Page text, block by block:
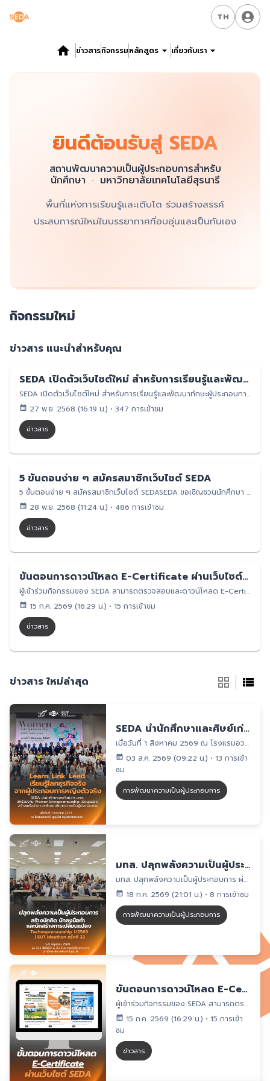
TH
ข่าวสารกิจกรรมหลักสูตร เกี่ยวกับเรา
ยินดีต้อนรับสู่ SEDA
สถานพัฒนาความเป็นผู้ประกอบการสำหรับ
นักศึกษา · มหาวิทยาลัยเทคโนโลยีสุรนารี
พื้นที่แห่งการเรียนรู้และเติบโต ร่วมสร้างสรรค์
ประสบการณ์ใหม่ในบรรยากาศที่อบอุ่นและเป็นกันเอง
กิจกรรมใหม่
ข่าวสาร แนะนำสำหรับคุณ
SEDA เปิดตัวเว็บไซต์ใหม่ สำหรับการเรียนรู้และพัฒนาทักษะผู้ประกอบการของนักศึกษา
SEDA เปิดตัวเว็บไซต์ใหม่ สำหรับการเรียนรู้และพัฒนาทักษะผู้ประกอบการของนักศึกษา โครงการจัดตั้งสถาบันพัฒนาผู้ประกอบการนักศึกษา (Student Entrepreneurship Development Academy: SEDA) มหาวิทยาลัยเทคโนโลยีสุรนารี เปิดตัวเว็บไซต์ใหม่ https://seda.sut.ac.th/ เพื่อยกระดับการสื่อสาร การเข้าถึงข้อมูล และการพัฒนาศักยภาพนักศึกษาด้านผู้ประกอบการให้มีประสิทธิภาพมากขึ้น เว็บไซต์ใหม่นี้ได้รับการออกแบบให้ทันสมัย ใช้งานง่าย และตอบโจทย์นักศึกษายุคดิจิทัล โดยเน้นการเป็นแพลตฟอร์มกลางที่รวบรวมข้อมูลกิจกรรม โปรแกรมการพัฒนา องค์ความรู้ เกี่ยวข้องกับการพันาทักษะด้านความผู้ประกอบการและนวัตกรรมโดยเฉพาะ ในรูปแบบที่เข้าถึงได้สะดวกและชัดเจนมากยิ่งขึ้นไฮไลต์ของเว็บไซต์ใหม่รวมทุกกิจกรรมของ SEDA ไว้ในที่เดียว ทั้งค่ายผู้ประกอบการ เวิร์กช็อป โครงการบ่มเพาะ และกิจกรรมสร้างแรงบันดาลใจระบบสมัครกิจกรรมออนไลน์ ที่รวดเร็ว ใช้งานง่าย ช่วยให้นักศึกษาติดตามและลงทะเบียนได้ทันทีคลังบทความและองค์ความรู้ (Blog/Knowledge Hub) สำหรับผู้สนใจด้านผู้ประกอบการ นวัตกรรม และทักษะแห่งอนาคตการพัฒนาเว็บไซต์ครั้งนี้เป็นส่วนหนึ่งของการยกระดับการเรียนรู้เชิงผู้ประกอบการในมหาวิทยาลัย เพื่อสร้างสภาพแวดล้อมที่สนับสนุนให้ “นักศึกษาเป็นผู้ลงมือทำจริง พัฒนาความคิดสร้างสรรค์ และสร้างผลกระทบเชิงบวกต่อสังคม”สมัครสมาชิกได้แล้วตั้งแต่วันนี้
27 พ.ย. 2568 (16:19 น.) • 347 การเข้าชม
ข่าวสาร
5 ขั้นตอนง่าย ๆ สมัครสมาชิกเว็บไซต์ SEDA
5 ขั้นตอนง่าย ๆ สมัครสมาชิกเว็บไซต์ SEDASEDA ขอเชิญชวนนักศึกษา สมัครสมาชิกเว็บไซต์ SEDA เพื่อใช้ลงทะเบียนกิจกรรมต่าง ๆ ได้สะดวกและรวดเร็วยิ่งขึ้น โดยสามารถเริ่มต้นได้ง่าย ๆ เพียง 5 ขั้นตอน ดังนี้เข้าหน้าเว็บไซต์: https://seda.sut.ac.th/เลือกปุ่ม “สมัครสมาชิก / Sign up”กรอกข้อมูลส่วนตัวให้ครบถ้วนกดปุ่ม “สมัครสมาชิก” เพื่อยืนยันอ่านนโยบายความเป็นส่วนตัว และกดยอมรับ เพื่อเปิดใช้งานบัญชี สมัครสมาชิกวันนี้ เพื่อไม่พลาดทุกกิจกรรม ค่าย เวิร์กช็อป และโอกาสดี ๆ จาก SEDA ตลอดปี!
28 พ.ย. 2568 (11:24 น.) • 486 การเข้าชม
ข่าวสาร
ขั้นตอนการดาวน์โหลด E-Certificate ผ่านเว็บไซต์ SEDA
ผู้เข้าร่วมกิจกรรมของ SEDA สามารถตรวจสอบและดาวน์โหลด E-Certificate ผ่านเว็บไซต์ SEDA ได้ด้วยตนเอง โดยสามารถดาวน์โหลดเป็นไฟล์รูปภาพ PNG ไฟล์เอกสาร PDF และนำไปใช้งานได้ ขั้นตอนการดาวน์โหลดเข้าเว็บไซต์ SEDA ที่ https://seda.sut.ac.th/คลิกไอคอน โปรไฟล์ บริเวณมุมขวาบนของหน้าเว็บไซต์กรอกอีเมลและรหัสผ่าน จากนั้นคลิก “เข้าสู่ระบบ”หากยังไม่มีบัญชีผู้ใช้งาน ให้เลือกเมนู “สมัครสมาชิก”หลังเข้าสู่ระบบแล้ว ให้คลิกไอคอน โปรไฟล์ อีกครั้งเลือกเมนู “ใบรับรอง”เลือกใบรับรองที่ต้องการและตรวจสอบรายละเอียดให้ถูกต้องเลือกรูปแบบที่ต้องการ ได้แก่ดาวน์โหลด PNG สำหรับไฟล์รูปภาพดาวน์โหลด PDF สำหรับไฟล์เอกสาร------------------------#SEDA #SUT #SEDACertificate #ECertificate #CertificateDownload #StudentEntrepreneurship #SuranareeUniversityOfTechnology #EntrepreneurshipEducation
15 ก.ค. 2569 (16:29 น.) • 15 การเข้าชม
ข่าวสาร
ข่าวสาร ใหม่ล่าสุด
SEDA นำนักศึกษาและศิษย์เก่า มทส. เรียนรู้โลกธุรกิจจริง ผ่านกิจกรรม Women Entrepreneurship: Leading Women – Learn, Link, Lead
เมื่อวันที่ 1 สิงหาคม 2569 ณ โรงแรมอวานี สุขุมวิท กรุงเทพมหานคร โครงการจัดตั้งสถานพัฒนาความเป็นผู้ประกอบการสำหรับนักศึกษา (Student Entrepreneurship Development Academy: SEDA) มหาวิทยาลัยเทคโนโลยีสุรนารี นำนักศึกษาและศิษย์เก่า มทส. เข้าร่วมกิจกรรม “Women Entrepreneurship 2026: Leading Women – Learn, Link, Lead” เพื่อเรียนรู้นอกห้องเรียนและเปิดมุมมองจากผู้ประกอบการหญิง ผู้เชี่ยวชาญ และผู้มีประสบการณ์ในโลกธุรกิจกิจกรรมครั้งนี้มีผู้เข้าร่วมจาก มทส. จำนวน 32 คน ได้เรียนรู้จากประสบการณ์ตรงของผู้ประกอบการหญิงและผู้นำหญิง ทั้งโอกาส ความท้าทาย การตัดสินใจ และการรับมือกับปัญหาบนเส้นทางธุรกิจ ช่วยให้ผู้เข้าร่วมเข้าใจกระบวนการคิด การแก้ปัญหา และการเปลี่ยนข้อจำกัดให้เป็นโอกาสในการเติบโตผู้เข้าร่วมยังได้เรียนรู้จากผู้เชี่ยวชาญและหน่วยงานภาครัฐ พร้อมร่วม Workshop แลกเปลี่ยนความคิดเห็น และสร้างเครือข่ายผ่านกิจกรรม Networking ซึ่งช่วยเปิดมุมมองด้านการพัฒนาธุรกิจ ตลอดจนสะท้อนว่าการเติบโตของผู้ประกอบการหญิงต้องอาศัยความรู้ ความกล้า ความยืดหยุ่น และเครือข่ายสนับสนุนที่เข้มแข็งภายใต้แนวคิด Learn – Link – Lead ช่วง “Learn” มุ่งพัฒนามุมมองความเป็นผู้ประกอบการ ตั้งแต่การค้นหาศักยภาพของตนเอง การเข้าใจปัญหาและความต้องการของลูกค้า การมองเห็นโอกาส ไปจนถึงการต่อยอดความคิดสร้างสรรค์เป็นสินค้า บริการ หรือแนวทางแก้ปัญหาที่สร้างคุณค่าช่วง “Link” เปิดโอกาสให้ผู้เข้าร่วมสนทนา ตั้งคำถาม และแลกเปลี่ยนความคิดเห็นกับวิทยากร ผู้ประกอบการ และผู้เชี่ยวชาญจากหลายภาคส่วน นักศึกษาและศิษย์เก่า มทส. จึงได้ฝึกการสื่อสาร การนำเสนอแนวคิด และการสร้างความสัมพันธ์ทางวิชาชีพที่อาจต่อยอดสู่ความร่วมมือในอนาคตส่วน “Lead” เน้นภาวะผู้นำที่เริ่มต้นจากการนำตนเอง ผู้เข้าร่วมได้เรียนรู้ว่าความเป็นผู้นำไม่ได้ขึ้นอยู่กับตำแหน่ง แต่เกิดจากความรับผิดชอบ ความกล้าตัดสินใจ การเปิดรับความคิดเห็น และการสร้างพลังเชิงบวกให้แก่ตนเอง ทีม และสังคมตลอดกิจกรรม ผู้เข้าร่วมได้พัฒนา Soft Skills แห่งศตวรรษที่ 21 ทั้งการสื่อสาร การคิดวิเคราะห์ การแก้ปัญหาอย่างสร้างสรรค์ การปรับตัว การทำงานร่วมกับผู้อื่น และการสร้างเครือข่าย ผ่านการเสวนาและแลกเปลี่ยนมุมมองระหว่างคนในมหาวิทยาลัยกับบุคคลภายนอกกิจกรรมนี้จึงเป็นมากกว่าการรับฟังเรื่องราวความสำเร็จของผู้หญิงในโลกธุรกิจ แต่เป็นพื้นที่ที่ช่วยให้ผู้เข้าร่วมค้นพบศักยภาพ มองเห็นโอกาสใหม่ และตระหนักว่าเส้นทางผู้ประกอบการเริ่มต้นได้จากการเรียนรู้ การเชื่อมโยงผู้คน และการกล้านำการเปลี่ยนแปลงSEDA มุ่งเชื่อมโยงองค์ความรู้ในมหาวิทยาลัยกับประสบการณ์จากโลกจริง เพื่อเสริมสร้าง Entrepreneurial Mindset และเตรียมความพร้อมให้ชาว มทส. ก้าวสู่โลกการทำงานและธุรกิจอย่างมั่นใจ พร้อมสร้างสรรค์โอกาสที่ก่อให้เกิดคุณค่าต่อตนเอง องค์กร และสังคมติดตามข่าวสารและกิจกรรมด้านการพัฒนาทักษะความเป็นผู้ประกอบการได้ทาง Facebook: SUT SEDAhttps://www.facebook.com/SUT.SEDA?locale=th_TH#SEDA #SUTSEDA #SUTEntrepreneurship #WomenEntrepreneurship #LeadingWomen #LearnLinkLead #EntrepreneurialMindset #EntrepreneurialSkills #SoftSkills #Networking #ผู้ประกอบการหญิง #ทักษะแห่งศตวรรษที่21 #มหาวิทยาลัยเทคโนโลยีสุรนารี #มทส
03 ส.ค. 2569 (09:22 น.) • 13 การเข้า
ชม
การพัฒนาความเป็นผู้ประกอบการ
มทส. ปลุกพลังความเป็นผู้ประกอบการ ผ่าน SUT Ideathon Camp ครั้งที่ 22 สร้างนักคิด นักลงมือทำ และนักสร้างการเปลี่ยนแปลง
มทส. ปลุกพลังความเป็นผู้ประกอบการ ผ่าน SUT Ideathon Camp ครั้งที่ 22 สร้างนักคิด นักลงมือทำ และนักสร้างการเปลี่ยนแปลงมหาวิทยาลัยเทคโนโลยีสุรนารี โดยโครงการจัดตั้งสถานพัฒนาความเป็นผู้ประกอบการสำหรับนักศึกษา (SEDA) ร่วมกับสาขาวิชาเทคโนโลยีการจัดการ สำนักวิชาเทคโนโลยีสังคม จัดกิจกรรม SUT Ideathon Camp ครั้งที่ 22 ภายใต้รายวิชา IST50 2410 ความเป็นผู้ประกอบการธุรกิจเทคโนโลยี (Technopreneurship) ภาคการศึกษาที่ 1/2569 ระหว่างวันที่ 1–9 มิถุนายน 2569 ณ ห้อง B6503-A ชั้น 5 อาคารรัฐสีมาคุณากร มหาวิทยาลัยเทคโนโลยีสุรนารีกิจกรรมดังกล่าวเป็นส่วนหนึ่งของการส่งเสริมและพัฒนาทัศนคติ แนวคิด และทักษะความเป็นผู้ประกอบการให้แก่นักศึกษา เพื่อเตรียมความพร้อมสู่การเป็นกำลังคนแห่งอนาคต และสนับสนุนการขับเคลื่อนมหาวิทยาลัยเทคโนโลยีสุรนารีสู่การเป็น มหาวิทยาลัยแห่งความเป็นผู้ประกอบการ (Entrepreneurial University)การจัดกิจกรรมครั้งนี้ดำเนินงานภายใต้โจทย์ “Healthspan & Wellness: สุขภาพดี อายุยืน ใช้ชีวิตอย่างมีคุณภาพ” โดยเปิดโอกาสให้นักศึกษาได้เรียนรู้กระบวนการพัฒนาแนวคิดธุรกิจและนวัตกรรมผ่านการลงมือปฏิบัติจริง ตั้งแต่การสำรวจและทำความเข้าใจปัญหา การค้นหาความต้องการของกลุ่มเป้าหมาย การสัมภาษณ์และเก็บข้อมูลลูกค้า ตลอดจนการวิเคราะห์และสังเคราะห์ข้อมูลเพื่อค้นหา Customer Insightตลอดระยะเวลาของกิจกรรม นักศึกษาได้เข้าร่วมกระบวนการเรียนรู้ที่หลากหลาย อาทิ Entrepreneurial Island, Marshmallow Challenge, CATAN Challenge และ Innovator’s Quest รวมถึงการฝึกใช้เครื่องมือสำคัญในการพัฒนาแนวคิดธุรกิจ ได้แก่ Problem Statement, Persona, Lean Canvas, Value Proposition, Customer Acquisition and Channels, Cost Structure, Revenue Stream และ Market Sizeนอกจากนี้ ยังมีการบรรยายและถ่ายทอดประสบการณ์จากผู้เชี่ยวชาญในภาคธุรกิจ นวัตกรรมอาหาร และสุขภาพจิต ในประเด็นสำคัญ เช่น การพัฒนานวัตกรรมจาก Pain Point อนาคตของสุขภาพจิต การสร้างคุณค่าให้แก่ลูกค้า การเข้าถึงตลาด ตลอดจนเทคนิคการนำเสนอแนวคิดธุรกิจ โดยมีทีมโค้ชและ Facilitators ให้คำปรึกษาแก่นักศึกษาอย่างใกล้ชิดตลอดกระบวนการรูปแบบการเรียนรู้ดังกล่าวช่วยให้นักศึกษาได้พัฒนา ทักษะความเป็นผู้ประกอบการ (Entrepreneurial Skills) ควบคู่กับ ทักษะแห่งศตวรรษที่ 21 (21st Century Skills) ทั้งด้านการคิดวิเคราะห์ การแก้ปัญหาอย่างสร้างสรรค์ การสื่อสาร การทำงานเป็นทีม การรับฟังความคิดเห็น และการปรับตัวภายใต้ข้อจำกัดกิจกรรมปิดท้ายด้วยการนำเสนอแนวคิดธุรกิจนวัตกรรม หรือ Final Pitching เมื่อวันที่ 9 มิถุนายน 2569 โดยนักศึกษาได้นำเสนอผลงานที่พัฒนาขึ้นตลอดกระบวนการต่อคณะกรรมการผู้ทรงคุณวุฒิ พร้อมรับข้อเสนอแนะเพื่อนำไปปรับปรุงและต่อยอดแนวคิดให้มีความเป็นไปได้มากยิ่งขึ้นSUT Ideathon Camp ครั้งที่ 22 จึงไม่ใช่เพียงพื้นที่สำหรับการเรียนรู้การพัฒนาแนวคิดธุรกิจ แต่เป็นสนามฝึกประสบการณ์ที่เปิดโอกาสให้นักศึกษาได้คิดจริง ลงมือทำจริง ทำงานร่วมกับผู้อื่น และเรียนรู้จากข้อมูลของกลุ่มเป้าหมายจริง โดยมุ่งหวังให้นักศึกษาสามารถนำทักษะและกรอบความคิดที่ได้รับไปประยุกต์ใช้ในการเริ่มต้นธุรกิจ Startup การสร้างนวัตกรรมภายในองค์กร ตลอดจนการมีส่วนร่วมสร้างการเปลี่ยนแปลงที่ดีให้แก่สังคมต่อไปผู้รับผิดชอบกิจกรรม: โครงการจัดตั้งสถานพัฒนาความเป็นผู้ประกอบการสำหรับนักศึกษา (SEDA) มหาวิทยาลัยเทคโนโลยีสุรนารี ร่วมกับสาขาวิชาเทคโนโลยีการจัดการ สำนักวิชาเทคโนโลยีสังคม
18 ก.ค. 2569 (21:01 น.) • 8 การเข้าชม
การพัฒนาความเป็นผู้ประกอบการ
ขั้นตอนการดาวน์โหลด E-Certificate ผ่านเว็บไซต์ SEDA
ผู้เข้าร่วมกิจกรรมของ SEDA สามารถตรวจสอบและดาวน์โหลด E-Certificate ผ่านเว็บไซต์ SEDA ได้ด้วยตนเอง โดยสามารถดาวน์โหลดเป็นไฟล์รูปภาพ PNG ไฟล์เอกสาร PDF และนำไปใช้งานได้ ขั้นตอนการดาวน์โหลดเข้าเว็บไซต์ SEDA ที่ https://seda.sut.ac.th/คลิกไอคอน โปรไฟล์ บริเวณมุมขวาบนของหน้าเว็บไซต์กรอกอีเมลและรหัสผ่าน จากนั้นคลิก “เข้าสู่ระบบ”หากยังไม่มีบัญชีผู้ใช้งาน ให้เลือกเมนู “สมัครสมาชิก”หลังเข้าสู่ระบบแล้ว ให้คลิกไอคอน โปรไฟล์ อีกครั้งเลือกเมนู “ใบรับรอง”เลือกใบรับรองที่ต้องการและตรวจสอบรายละเอียดให้ถูกต้องเลือกรูปแบบที่ต้องการ ได้แก่ดาวน์โหลด PNG สำหรับไฟล์รูปภาพดาวน์โหลด PDF สำหรับไฟล์เอกสาร------------------------#SEDA #SUT #SEDACertificate #ECertificate #CertificateDownload #StudentEntrepreneurship #SuranareeUniversityOfTechnology #EntrepreneurshipEducation
15 ก.ค. 2569 (16:29 น.) • 15 การเข้า
ชม
ข่าวสาร